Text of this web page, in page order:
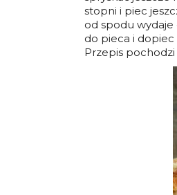
stopni i piec
od spodu wydaje
do pieca i dopiec
Przepis